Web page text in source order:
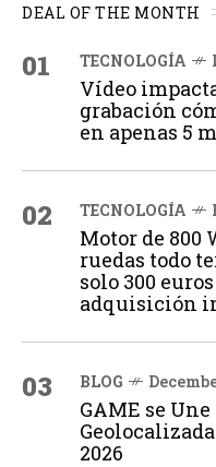
DEAL OF THE MONTH
01 TECNOLOGÍA
Vídeo
grabación
en apenas 5
02 TECNOLOGÍA
Motor de 800
ruedas todo
solo 300
adquisición
03 BLOG
GAME se
2026